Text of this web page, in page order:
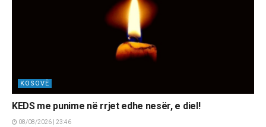
KOSOVË
KEDS me punime në rrjet edhe nesër, e diel!
08/08/2026 | 23:46